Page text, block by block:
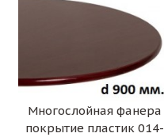
Многослойная фанера
покрытие пластик 014-